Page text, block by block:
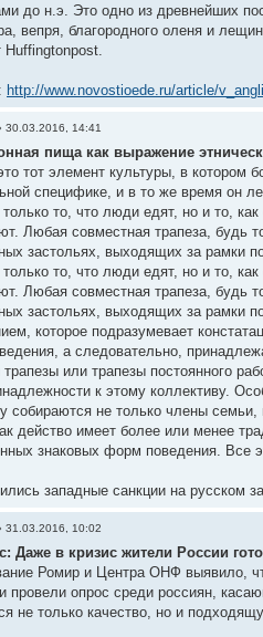
до н.э. Это одно из древнейших
вепря, благородного оленя и
http://www.novostioede.ru/article/
30.03.2016, 14:41
пища как выражение
тот элемент культуры, в котором
специфике, и в то же время он
то, что люди едят, но и то,
Любая совместная трапеза, будь
застольях, выходящих за рамки
то, что люди едят, но и то,
Любая совместная трапеза, будь
застольях, выходящих за рамки
которое подразумевает
а следовательно,
или трапезы постоянного
к этому коллективу.
собираются не только члены
действо имеет более или менее
знаковых форм поведения. Все
западные санкции на русском
31.03.2016, 10:02
Даже в кризис жители России
Ромир и Центра ОНФ выявило,
провели опрос среди россиян,
не только качество, но и